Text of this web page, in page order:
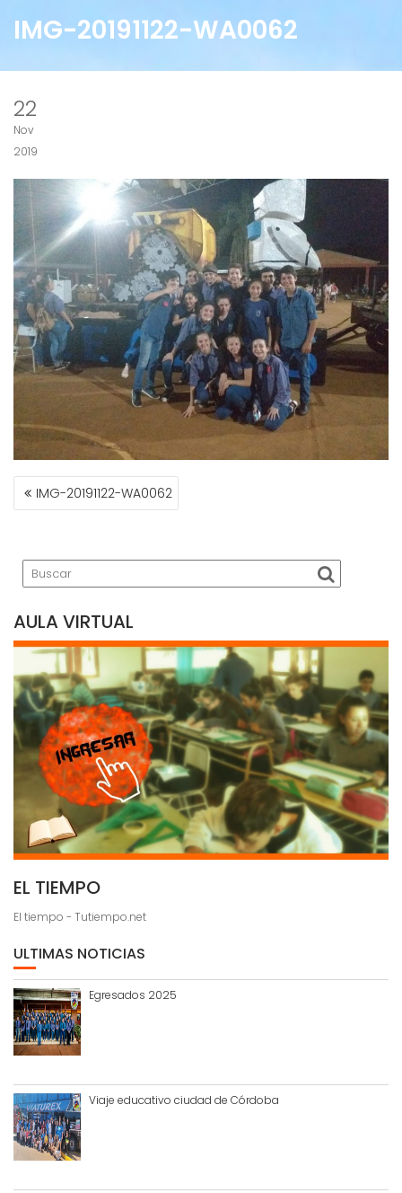
IMG-20191122-WA0062
22
Nov
2019
NAVEGACIÓN
DEIMG-20191122-WA0062
AULA VIRTUAL
EL TIEMPO
El tiempo - Tutiempo.net
ULTIMAS NOTICIAS
Egresados 2025
Viaje educativo ciudad de Córdoba